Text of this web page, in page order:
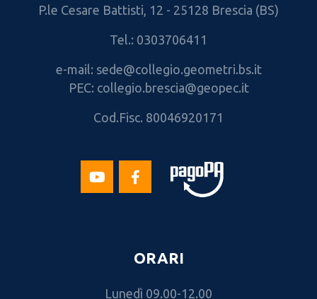
P.le Cesare Battisti, 12 - 25128 Brescia (BS)
Tel.: 0303706411
e-mail: sede@collegio.geometri.bs.it
PEC: collegio.brescia@geopec.it
Cod.Fisc. 80046920171
ORARI
Lunedì 09.00-12.00